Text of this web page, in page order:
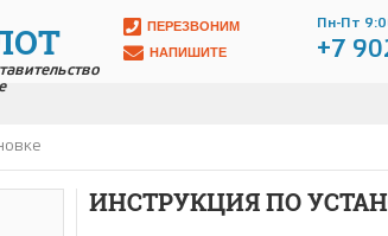
ПЕРЕЗВОНИМ
НАПИШИТЕ
Пн-Пт
+7
ИНСТРУКЦИЯ ПО